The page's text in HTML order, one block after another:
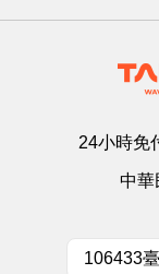
24小時免
中華
106433